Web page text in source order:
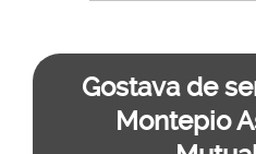
Gostava de
Montepio